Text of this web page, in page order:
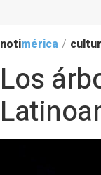
notimérica /
Los